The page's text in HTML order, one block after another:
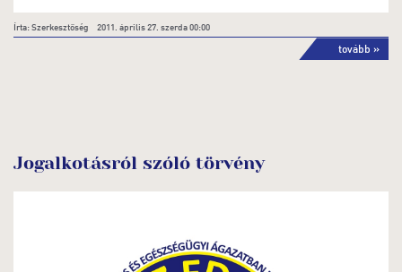
Írta: Szerkesztőség 2011. április 27. szerda 00:00
tovább »
Jogalkotásról szóló törvény